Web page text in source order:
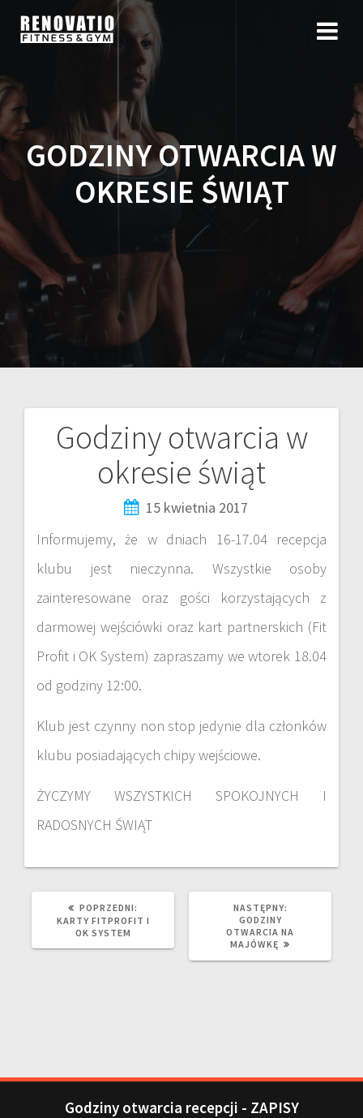
GODZINY OTWARCIA W
OKRESIE ŚWIĄT
Godziny otwarcia w
okresie świąt
15 kwietnia 2017
Informujemy, że w dniach 16-17.04 recepcja
klubu jest nieczynna. Wszystkie osoby
zainteresowane oraz gości korzystających z
darmowej wejściówki oraz kart partnerskich (Fit
Profit i OK System) zapraszamy we wtorek 18.04
od godziny 12:00.
Klub jest czynny non stop jedynie dla członków
klubu posiadających chipy wejściowe.
ŻYCZYMY WSZYSTKICH SPOKOJNYCH I
RADOSNYCH ŚWIĄT
POPRZEDNI:
KARTY FITPROFIT I
OK SYSTEM
NASTĘPNY:
GODZINY
OTWARCIA NA
MAJÓWKĘ
Godziny otwarcia recepcji - ZAPISY